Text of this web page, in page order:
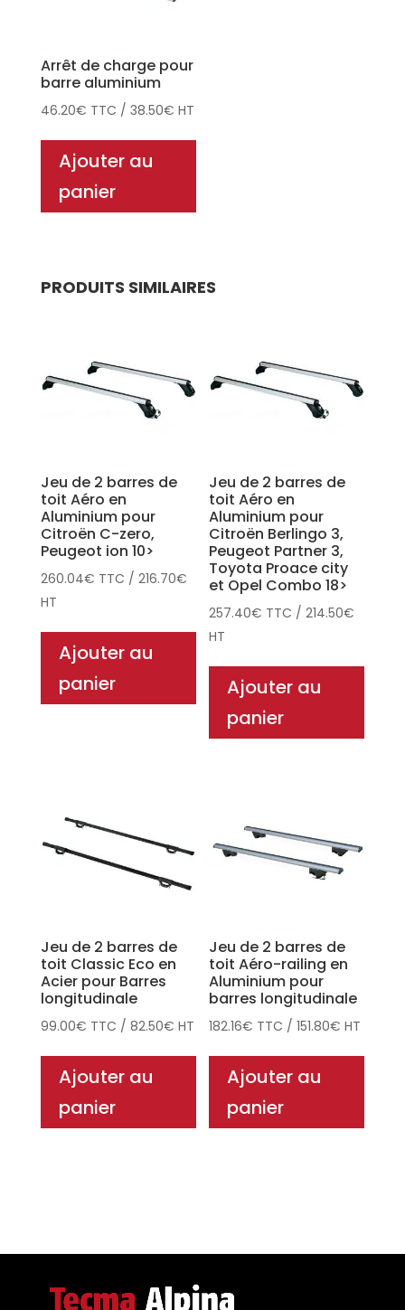
Arrêt de charge pour
barre aluminium
46.20€ TTC / 38.50€ HT
Ajouter au
panier
PRODUITS SIMILAIRES
Jeu de 2 barres de
toit Aéro en
Aluminium pour
Citroën C-zero,
Peugeot ion 10>
260.04€ TTC / 216.70€
HT
Ajouter au
panier
Jeu de 2 barres de
toit Aéro en
Aluminium pour
Citroën Berlingo 3,
Peugeot Partner 3,
Toyota Proace city
et Opel Combo 18>
257.40€ TTC /214.50€
HT
Ajouter au
panier
Jeu de 2 barres de
toit Classic Eco en
Acier pour Barres
longitudinale
99.00€ TTC / 82.50€ HT
Ajouter au
panier
Jeu de 2 barres de
toit Aéro-railing en
Aluminium pour
barres longitudinale
182.16€ TTC /151.80€ HT
Ajouter au
panier